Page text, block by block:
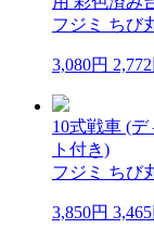
フジミ ちび
3,080円
10式戦車 (
ト付き)
フジミ ちび
3,850円 3,465